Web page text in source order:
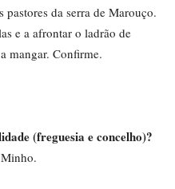
da serra de Marouço.
e a afrontar o ladrão de
mangar. Confirme.
(freguesia e concelho)?